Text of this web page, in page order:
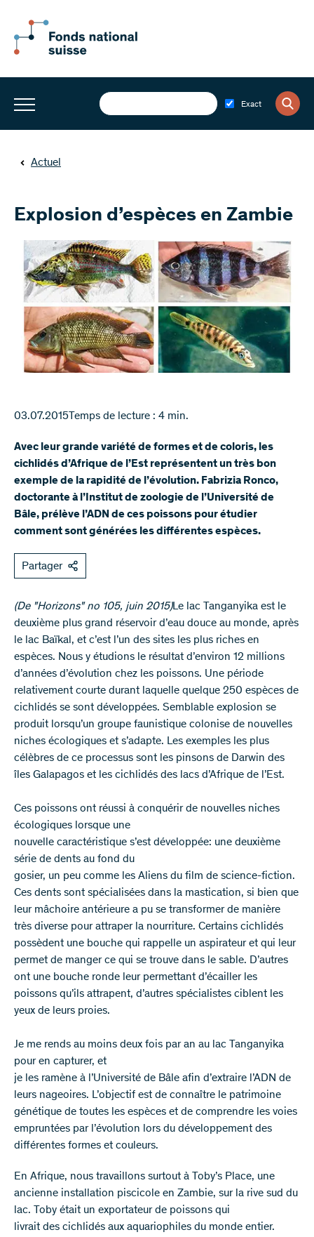
Exact
Actuel
Explosion d’espèces en Zambie
03.07.2015Temps de lecture : 4 min.
Avec leur grande variété de formes et de coloris, les
cichlidés d’Afrique de l’Est représentent un très bon
exemple de la rapidité de l’évolution. Fabrizia Ronco,
doctorante à l’Institut de zoologie de l’Université de
Bâle, prélève l’ADN de ces poissons pour étudier
comment sont générées les différentes espèces.
Partager
(De "Horizons" no 105, juin 2015)Le lac Tanganyika est le
deuxième plus grand réservoir d’eau douce au monde, après
le lac Baïkal, et c’est l’un des sites les plus riches en
espèces. Nous y étudions le résultat d’environ 12 millions
d’années d’évolution chez les poissons. Une période
relativement courte durant laquelle quelque 250 espèces de
cichlidés se sont développées. Semblable explosion se
produit lorsqu’un groupe faunistique colonise de nouvelles
niches écologiques et s’adapte. Les exemples les plus
célèbres de ce processus sont les pinsons de Darwin des
îles Galapagos et les cichlidés des lacs d’Afrique de l’Est.
Ces poissons ont réussi à conquérir de nouvelles niches
écologiques lorsque une
nouvelle caractéristique s’est développée: une deuxième
série de dents au fond du
gosier, un peu comme les Aliens du film de science-fiction.
Ces dents sont spécialisées dans la mastication, si bien que
leur mâchoire antérieure a pu se transformer de manière
très diverse pour attraper la nourriture. Certains cichlidés
possèdent une bouche qui rappelle un aspirateur et qui leur
permet de manger ce qui se trouve dans le sable. D’autres
ont une bouche ronde leur permettant d’écailler les
poissons qu’ils attrapent, d’autres spécialistes ciblent les
yeux de leurs proies.
Je me rends au moins deux fois par an au lac Tanganyika
pour en capturer, et
je les ramène à l’Université de Bâle afin d’extraire l’ADN de
leurs nageoires. L’objectif est de connaître le patrimoine
génétique de toutes les espèces et de comprendre les voies
empruntées par l’évolution lors du développement des
différentes formes et couleurs.
En Afrique, nous travaillons surtout à Toby’s Place, une
ancienne installation piscicole en Zambie, sur la rive sud du
lac. Toby était un exportateur de poissons qui
livrait des cichlidés aux aquariophiles du monde entier.